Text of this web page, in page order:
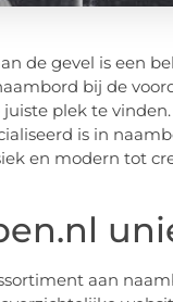
de gevel is een
bij de
plek te
is in
en modern tot
aan